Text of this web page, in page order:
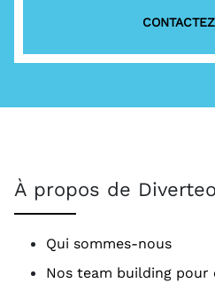
À propos de Diverteo
Qui sommes-nous
Nos team building pour